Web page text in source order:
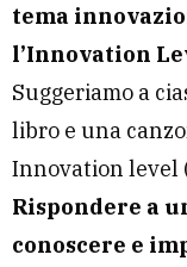
tema
l’Innovation
Suggeriamo a
libro e una
Innovation level
Rispondere a
conoscere e